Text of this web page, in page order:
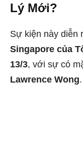
Lý Mới?
Sự kiện này diễn
Singapore của
13/3, với sự có
Lawrence Wong.